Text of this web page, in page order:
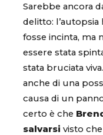
Sarebbe ancora
delitto: l’autopsia
fosse incinta, ma
essere stata
stata bruciata
anche di una
causa di un
certo è che
salvarsi visto